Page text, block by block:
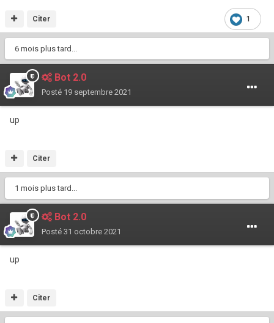
1
Citer
6 mois plus tard...
Bot 2.0
Posté 19 septembre 2021
up
Citer
1 mois plus tard...
Bot 2.0
Posté 31 octobre 2021
up
Citer